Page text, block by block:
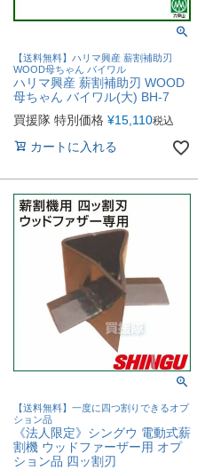
【送料無料】ハリマ興産 薪割補助刃
WOOD母ちゃん バイワル
ハリマ興産 薪割補助刃 WOOD
母ちゃん バイワル(大) BH-7
買援隊 特別価格 ¥15,110税込
カートに入れる
【送料無料】一度に四つ割りできるオプ
ション品
《法人限定》シングウ 電動式薪
割機 ウッドファーザー用 オプ
ション品 四ッ割刃